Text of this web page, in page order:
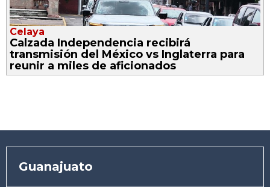
Celaya
Calzada Independencia recibirá
transmisión del México vs Inglaterra para
reunir a miles de aficionados
Guanajuato